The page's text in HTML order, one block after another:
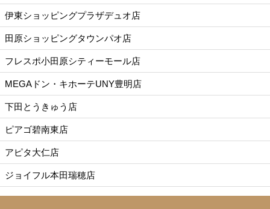
伊東ショッピングプラザデュオ店
田原ショッピングタウンパオ店
フレスポ小田原シティーモール店
MEGAドン・キホーテUNY豊明店
下田とうきゅう店
ピアゴ碧南東店
アピタ大仁店
ジョイフル本田瑞穂店